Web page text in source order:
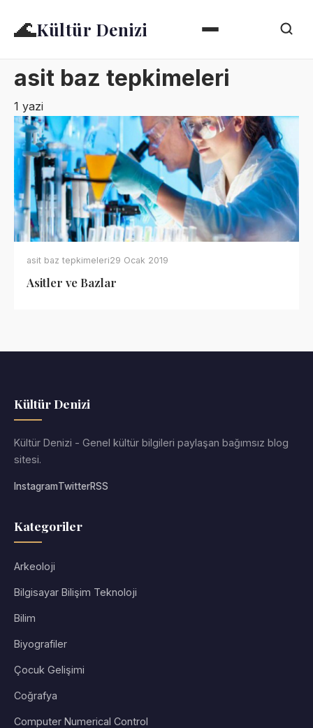
🌊Kültür Denizi
asit baz tepkimeleri
1 yazi
asit baz tepkimeleri29 Ocak 2019
Asitler ve Bazlar
Kültür Denizi
Kültür Denizi - Genel kültür bilgileri paylaşan bağımsız blog
sitesi.
InstagramTwitterRSS
Kategoriler
Arkeoloji
Bilgisayar Bilişim Teknoloji
Bilim
Biyografiler
Çocuk Gelişimi
Coğrafya
Computer Numerical Control